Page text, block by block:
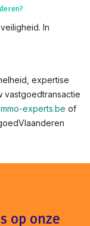
In
expertise
vastgoedtransactie
experts.be of
op onze